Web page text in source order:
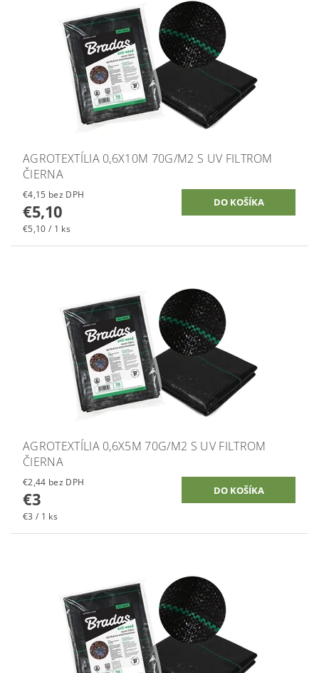
AGROTEXTÍLIA 0,6X10M 70G/M2 S UV FILTROM
ČIERNA
€4,15 bez DPH
€5,10
€5,10 / 1 ks
AGROTEXTÍLIA 0,6X5M 70G/M2 S UV FILTROM
ČIERNA
€2,44 bez DPH
€3
€3 / 1 ks